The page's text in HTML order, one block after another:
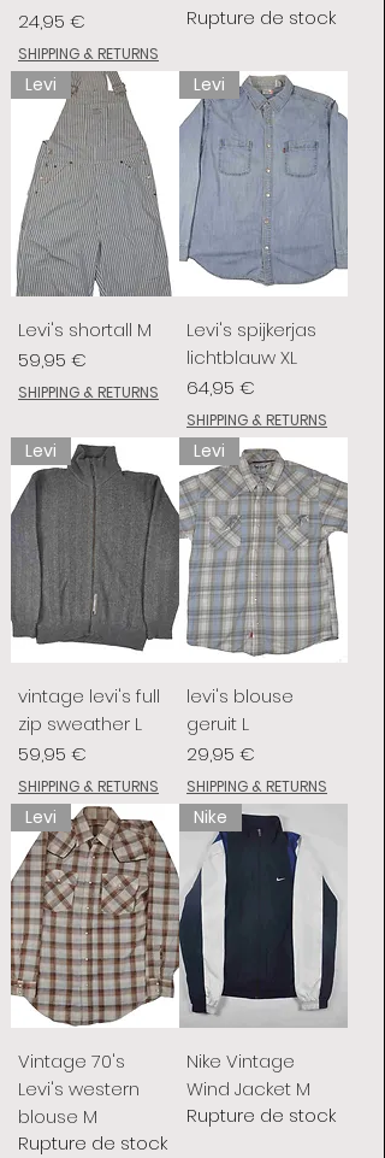
Prix
24,95 €
SHIPPING & RETURNS
Rupture de stock
Levi
Levi's shortall M
Prix
59,95 €
SHIPPING & RETURNS
Levi
Levi's spijkerjas
lichtblauw XL
Prix
64,95 €
SHIPPING & RETURNS
Levi
vintage levi's full
zip sweather L
Prix
59,95 €
SHIPPING & RETURNS
Levi
levi's blouse
geruit L
Prix
29,95 €
SHIPPING & RETURNS
Levi
Vintage 70's
Levi's western
blouse M
Rupture de stock
Nike
Nike Vintage
Wind Jacket M
Rupture de stock